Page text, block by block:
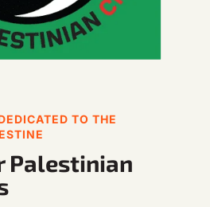
TO THE
Palestinian